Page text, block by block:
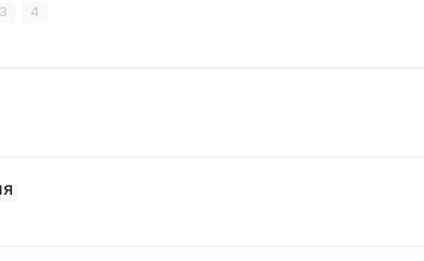
3 4